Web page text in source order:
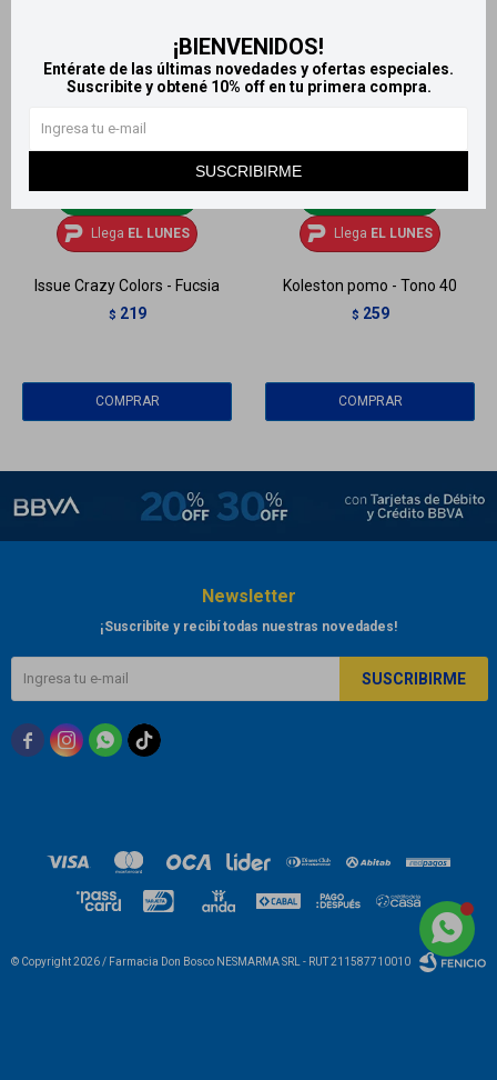
¡BIENVENIDOS!
Entérate de las últimas novedades y ofertas especiales.
Suscribite y obtené 10% off en tu primera compra.
SUSCRIBIRME
Llega EL LUNES
Issue Crazy Colors - Fucsia
$ 219
Llega EL LUNES
Koleston pomo - Tono 40
$ 259
Newsletter
¡Suscribite y recibí todas nuestras novedades!
SUSCRIBIRME
  
© Copyright 2026 / Farmacia Don Bosco NESMARMA SRL - RUT 211587710010